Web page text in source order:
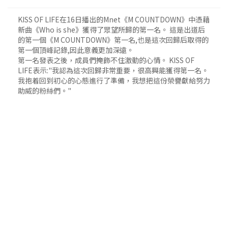
KISS OF LIFE在16日播出的Mnet《M COUNTDOWN》中憑藉
新曲《Who is she》獲得了眾望所歸的第一名。 這是出道后
的第一個《M COUNTDOWN》第一名,也是這次回歸后取得的
第一個頂峰記錄,因此意義更加深遠。
第一名發表之後，成員們掩飾不住激動的心情。 KISS OF
LIFE表示:"我認為這次回歸非常重要，很高興能獲得第一名。
我抱着回到初心的心態進行了準備，我想把這份榮譽獻給努力
助威的粉絲們。"